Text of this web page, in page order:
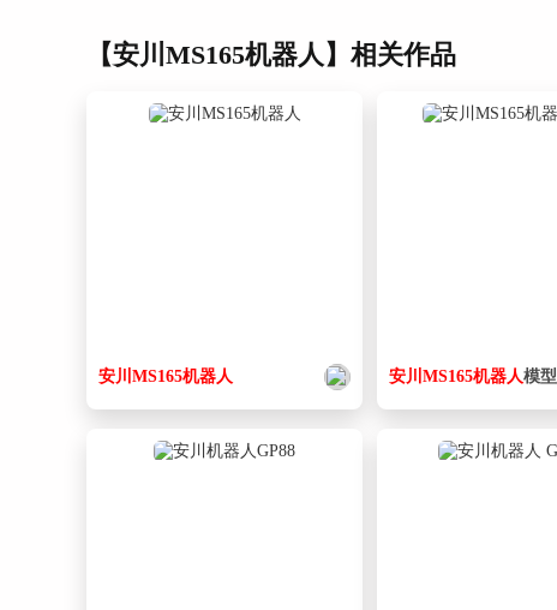
【安川MS165机器人】相关作品
安川 MS165机器人 安川MS165机器人模型